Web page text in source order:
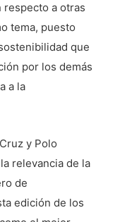
respecto a otras
tema, puesto
que
por los demás
a la
y Polo
relevancia de la
de
edición de los